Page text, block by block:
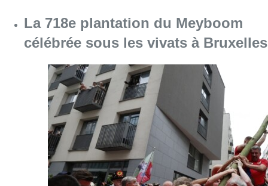
09 août 2026 Consulter l'article "La 718e plantation du
Meyboom: Jean Vanderhaegen
passe le flambeau aux jeunes
Bûûmdroegers